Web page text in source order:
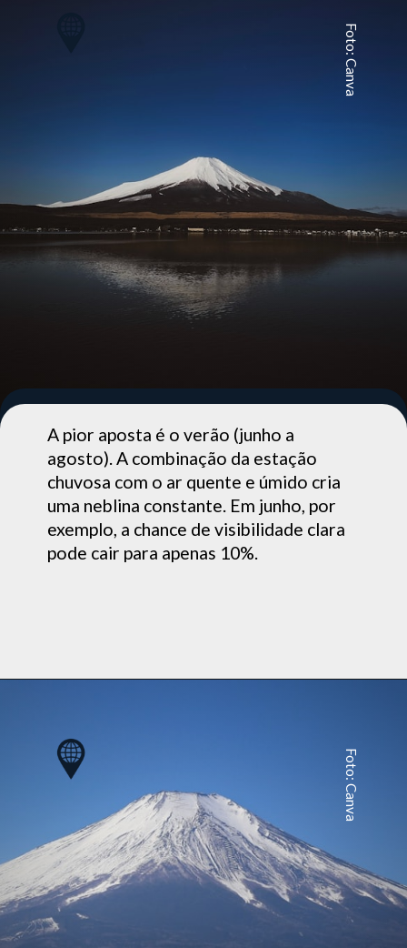
Foto: Canva
A pior aposta é o verão (junho a
agosto). A combinação da estação
chuvosa com o ar quente e úmido cria
uma neblina constante. Em junho, por
exemplo, a chance de visibilidade clara
pode cair para apenas 10%.
Foto: Canva